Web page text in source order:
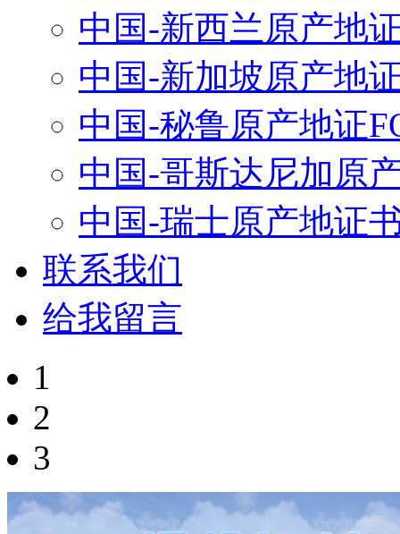
中国-新西兰原产地
中国-新加坡原产地
中国-秘鲁原产地证
中国-哥斯达尼加原
中国-瑞士原产地证
联系我们
给我留言
1
2
3